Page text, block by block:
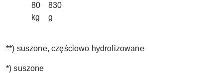
80
kg
830
g
**) suszone, częściowo hydrolizowane
*) suszone